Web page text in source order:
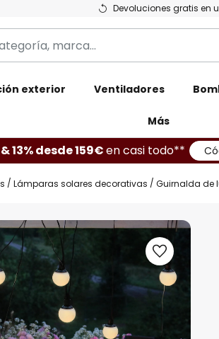
Devoluciones gratis en
exterior Ventiladores
Más
13% desde 159€en casi todo**
Lámparas solares decorativas Guirnalda de